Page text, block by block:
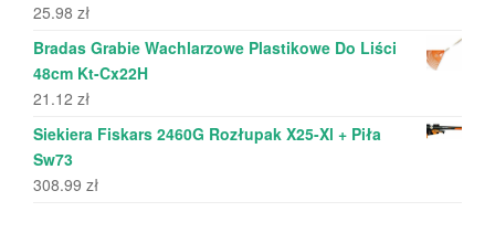
25.98 zł
Bradas Grabie Wachlarzowe Plastikowe Do Liści
48cm Kt-Cx22H
21.12 zł
Siekiera Fiskars 2460G Rozłupak X25-Xl + Piła
Sw73
308.99 zł